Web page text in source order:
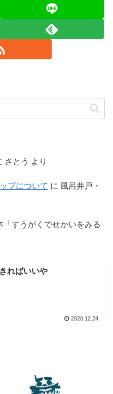
さとう より
プについて に 風呂井戸・
「すうがくでせかいをみる
ればいいや
2020.12.24